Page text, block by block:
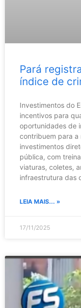
Pará
índice de
Investimentos do
incentivos para
oportunidades de
contribuem para a
investimentos
pública, com
viaturas, coletes,
infraestrutura das
LEIA MAIS... »
17/11/2025